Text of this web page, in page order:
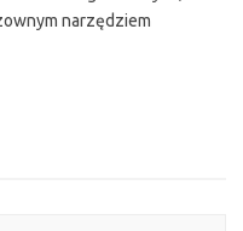
narzędziem